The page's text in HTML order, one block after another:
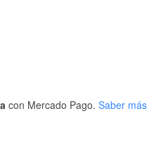
con Mercado Pago. Saber más